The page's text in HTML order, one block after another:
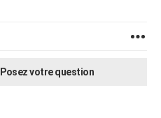
Posez votre question